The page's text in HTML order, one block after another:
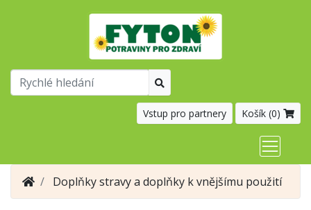
Vstup pro partnery Košík (0)
Doplňky stravy a doplňky k vnějšímu použití